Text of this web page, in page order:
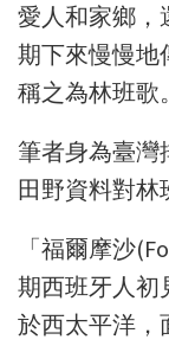
愛人和家鄉，
期下來慢慢地
稱之為林班歌。
筆者身為臺灣
田野資料對林
「福爾摩沙­
期西班牙人初
於西太平洋，